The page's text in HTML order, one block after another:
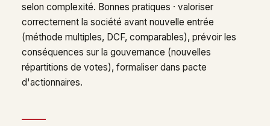
selon complexité. Bonnes pratiques · valoriser
correctement la société avant nouvelle entrée
(méthode multiples, DCF, comparables), prévoir les
conséquences sur la gouvernance (nouvelles
répartitions de votes), formaliser dans pacte
d'actionnaires.